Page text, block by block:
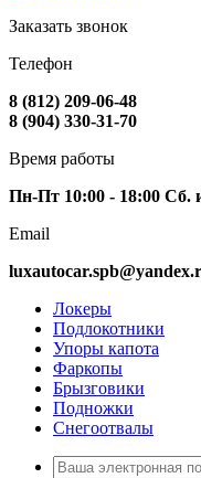
Заказать звонок
Телефон
8 (812) 209-06-48
8 (904) 330-31-70
Время работы
Пн-Пт 10:00 - 18:00 Сб.
Email
Локеры
Подлокотники
Упоры капота
Фаркопы
Брызговики
Подножки
Снегоотвалы